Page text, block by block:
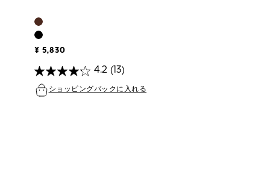
¥ 5,830
4.2 (13)
ショッピングバックに入れる